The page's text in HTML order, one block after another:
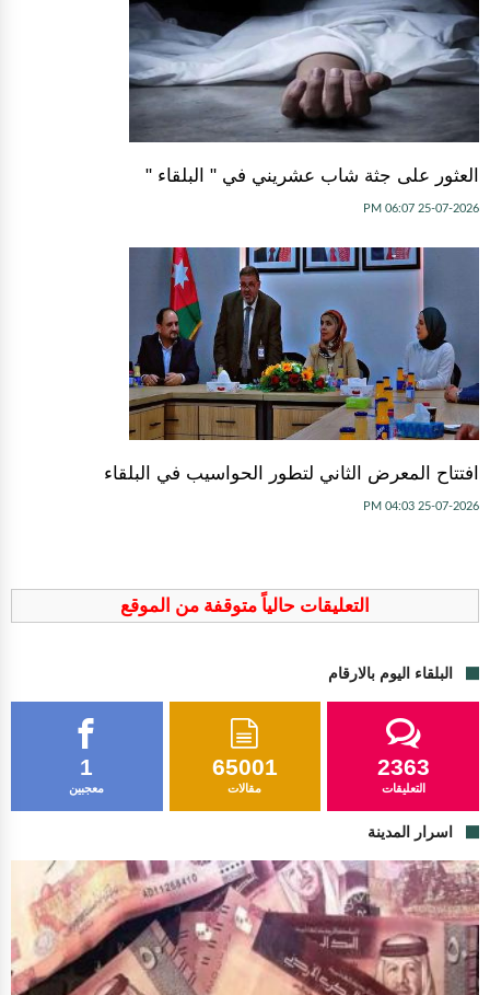
العثور على جثة شاب عشريني في " البلقاء "
25-07-2026 06:07 PM
افتتاح المعرض الثاني لتطور الحواسيب في البلقاء
25-07-2026 04:03 PM
التعليقات حالياً متوقفة من الموقع
البلقاء اليوم بالارقام
1
معجبين
65001
مقالات
2363
التعليقات
اسرار المدينة